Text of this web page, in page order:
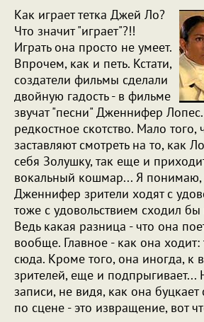
Как играет тетка Джей Ло?
Что значит "играет"?!!
Играть она просто не умеет.
Впрочем, как и петь. Кстати,
создатели фильмы сделали
двойную гадость - в фильме
звучат "песни" Дженнифер
редкостное скотство. Мало того,
заставляют смотреть на то, как
себя Золушку, так еще и
вокальный кошмар... Я понимаю,
Дженнифер зрители ходят с
тоже с удовольствием сходил бы
Ведь какая разница - что она
вообще. Главное - как она ходит:
сюда. Кроме того, она иногда, к
зрителей, еще и подпрыгивает...
записи, не видя, как она
по сцене - это извращение, вот